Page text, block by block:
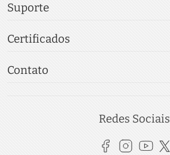
Suporte
Certificados
Contato
Redes Sociais